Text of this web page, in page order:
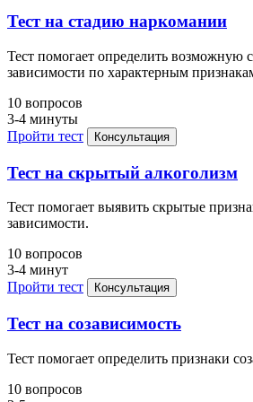
Тест на стадию наркомании
Тест помогает определить возможную
зависимости по характерным
10 вопросов
3-4 минуты
Пройти тест
Консультация
Тест на скрытый алкоголизм
Тест помогает выявить скрытые
зависимости.
10 вопросов
3-4 минут
Пройти тест
Консультация
Тест на созависимость
Тест помогает определить признаки
10 вопросов